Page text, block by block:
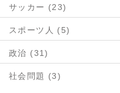
サッカー (23)
スポーツ人 (5)
政治 (31)
社会問題 (3)